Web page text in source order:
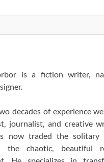
is a fiction writer,
decades of experience
journalist, and creative
now traded the
the chaotic, beautiful